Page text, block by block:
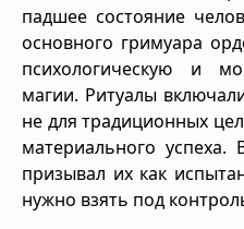
падшее состояние
основного гримуара
психологическую и
магии. Ритуалы
не для традиционных
материального успеха.
призывал их как
нужно взять под